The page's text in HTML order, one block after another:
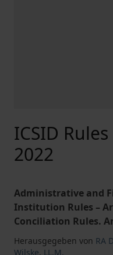
ICSID
2022
Administrative and
Institution Rules –
Conciliation Rules.
Herausgegeben von RA
Wilske, LL.M.